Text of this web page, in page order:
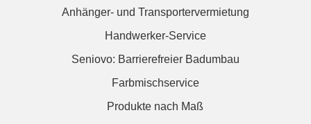
Anhänger- und Transportervermietung
Handwerker-Service
Seniovo: Barrierefreier Badumbau
Farbmischservice
Produkte nach Maß